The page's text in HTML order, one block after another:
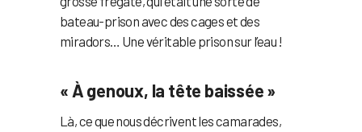
bateau-prison avec des cages et des
miradors… Une véritable prison sur l’eau !
« À genoux, la tête baissée »
Là, ce que nous décrivent les camarades,